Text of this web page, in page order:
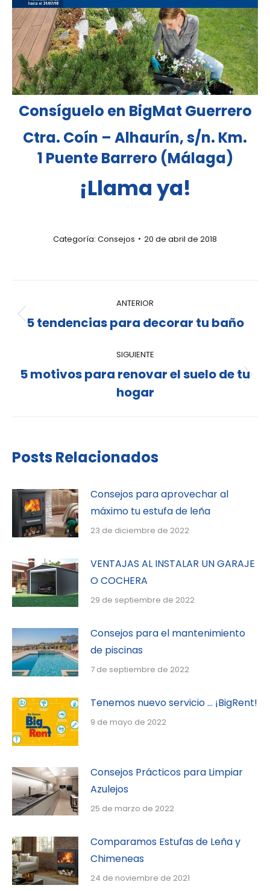
Consíguelo en BigMat Guerrero
Ctra. Coín – Alhaurín, s/n. Km.
1 Puente Barrero (Málaga)
¡Llama ya!
Categoría: Consejos 20 de abril de 2018
ANTERIOR
5 tendencias para decorar tu baño
SIGUIENTE
5 motivos para renovar el suelo de tu
hogar
Posts Relacionados
Consejos para aprovechar al
máximo tu estufa de leña
23 de diciembre de 2022
VENTAJAS AL INSTALAR UN GARAJE
O COCHERA
29 de septiembre de 2022
Consejos para el mantenimiento
de piscinas
7 de septiembre de 2022
Tenemos nuevo servicio … ¡BigRent!
9 de mayo de 2022
Consejos Prácticos para Limpiar
Azulejos
25 de marzo de 2022
Comparamos Estufas de Leña y
Chimeneas
24 de noviembre de 2021